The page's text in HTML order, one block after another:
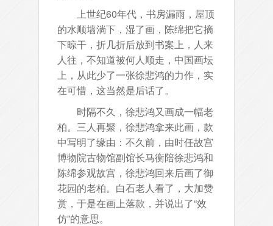
上世纪60年代，书房漏雨，屋顶
的水顺墙淌下，湿了画，陈绵把它摘
下晾干，折几折后放到书案上，人来
人往，不知道被何人顺走，中国画坛
上，从此少了一张徐悲鸿的力作，实
在可惜，这当然是后话了。
时隔不久，徐悲鸿又画成一幅老
柏。三人再聚，徐悲鸿拿来此画，款
中写明了缘由：不久前，由时任故宫
博物院古物馆副馆长马衡陪徐悲鸿和
陈绵参观故宫，徐悲鸿回来后画了御
花园的老柏。白石老人看了，大加赞
赏，于是在画上落款，并说出了“效
仿”的意思。